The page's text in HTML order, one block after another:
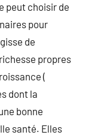
peut choisir de
pour
de
propres
(
dont la
bonne
santé. Elles